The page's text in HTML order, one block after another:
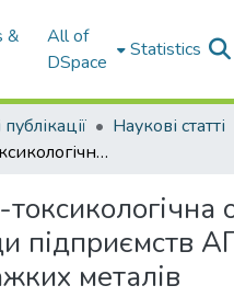
&
All of
DSpace
Statistics
Наукові статті
Санітарно-токсикологічна оцінка питної води підприємств АПК за вмістом важких металів
підприємств
металів